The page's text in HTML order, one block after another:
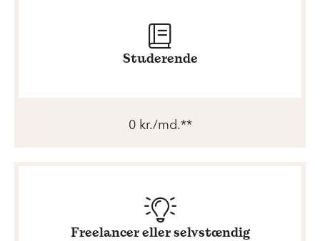
Studerende
0 kr./md.**
Freelancer eller selvstændig